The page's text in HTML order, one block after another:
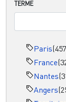
TERME
Paris
France
Nantes
Angers